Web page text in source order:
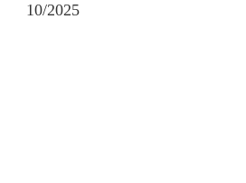
10/2025